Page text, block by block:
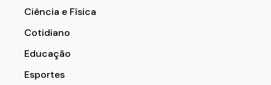
Ciência e Física
Cotidiano
Educação
Esportes